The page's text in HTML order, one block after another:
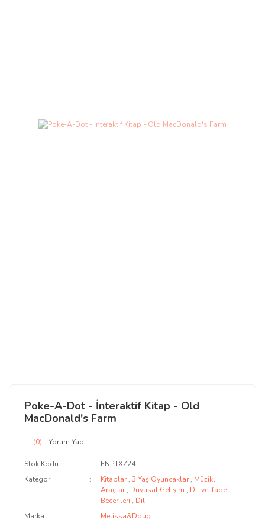
Poke-A-Dot - İnteraktif Kitap - Old
MacDonald's Farm
(0) - Yorum Yap
Stok Kodu
FNPTXZ24
Kategori
Kitaplar , 3 Yaş Oyuncaklar , Müzikli
Araçlar , Duyusal Gelişim , Dil ve İfade
Becerileri , Dil
Marka
Melissa&Doug